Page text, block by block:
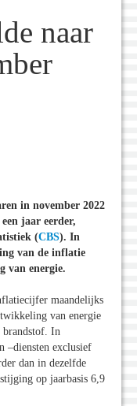
naar
in november 2022
jaar eerder,
(CBS). In
van de inflatie
van energie.
maandelijks
van energie
brandstof. In
–diensten exclusief
dan in dezelfde
op jaarbasis 6,9